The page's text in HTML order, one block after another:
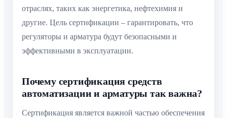
отраслях, таких как энергетика, нефтехимия и
другие. Цель сертификации – гарантировать, что
регуляторы и арматура будут безопасными и
эффективными в эксплуатации.
Почему сертификация средств
автоматизации и арматуры так важна?
Сертификация является важной частью обеспечения